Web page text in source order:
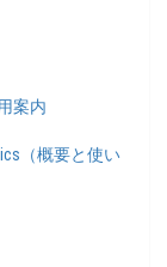
案内
（概要と使い